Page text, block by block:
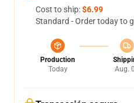
Cost to ship:$6.99
Standard - Order today to
Production
Today
Aug.